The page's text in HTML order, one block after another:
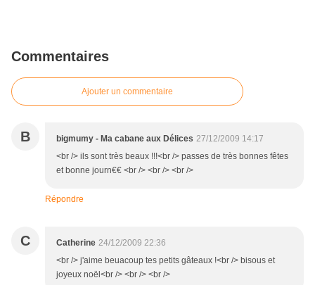
Commentaires
Ajouter un commentaire
B bigmumy - Ma cabane aux Délices 27/12/2009 14:17
<br /> ils sont très beaux !!!<br /> passes de très bonnes fêtes
et bonne journ€€ <br /> <br /> <br />
Répondre
C Catherine 24/12/2009 22:36
<br /> j'aime beuacoup tes petits gâteaux !<br /> bisous et
joyeux noël<br /> <br /> <br />